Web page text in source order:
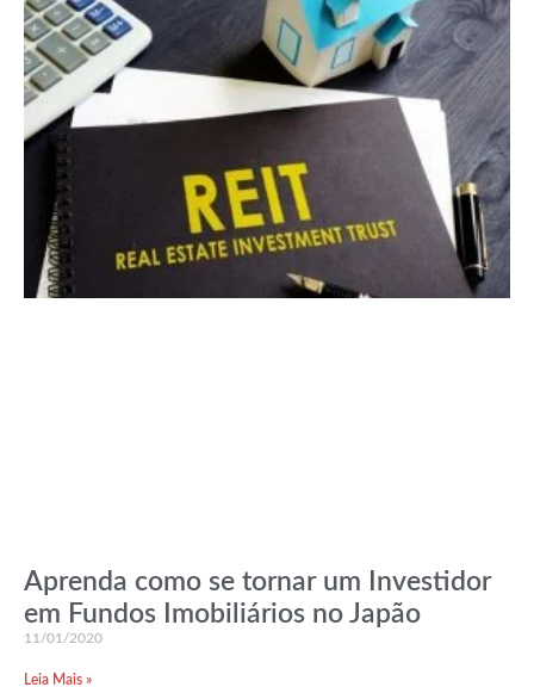
Aprenda como se tornar um Investidor
em Fundos Imobiliários no Japão
11/01/2020
Leia Mais »